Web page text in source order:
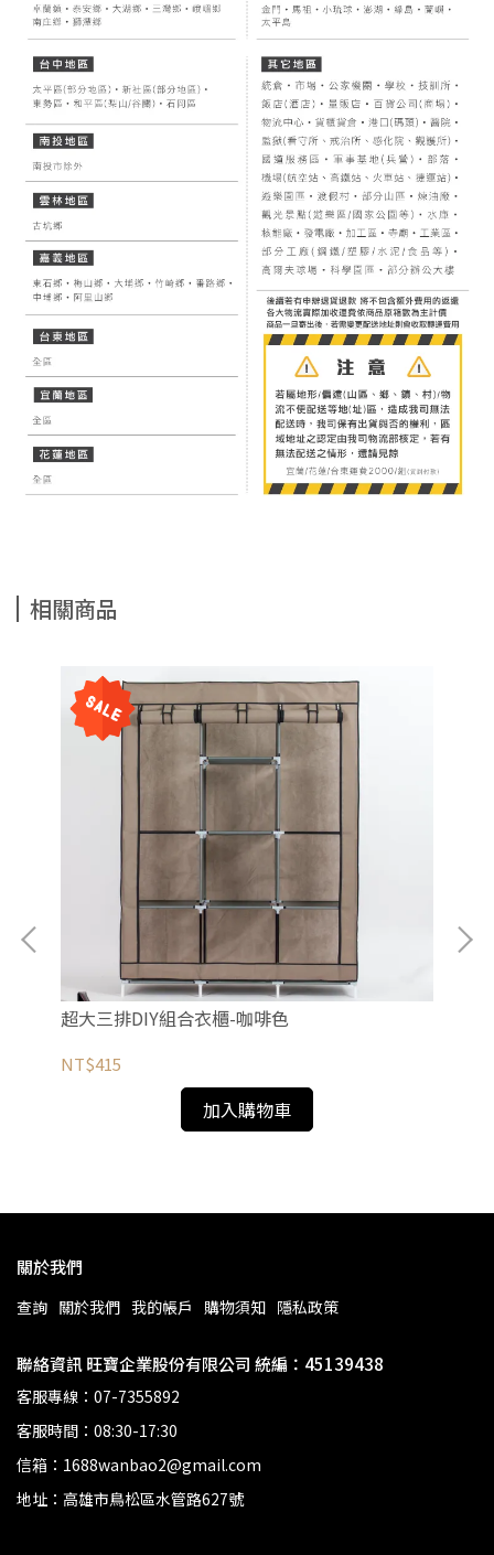
相關商品
超大三排DIY組合衣櫃-咖啡色
NT$415
加入購物車
關於我們
查詢 關於我們 我的帳戶 購物須知 隱私政策
聯絡資訊 旺寶企業股份有限公司 統編：45139438
客服專線：07-7355892
客服時間：08:30-17:30
信箱：1688wanbao2@gmail.com
地址：高雄市鳥松區水管路627號